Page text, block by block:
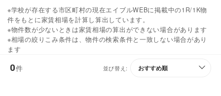
※学校が存在する市区町村の現在エイブルWEBに掲載中の1R/1K物
件をもとに家賃相場を計算し算出しています。
※物件数が少ないときは家賃相場の算出ができない場合があります
※相場の絞りこみ条件は、物件の検索条件と一致しない場合があり
ます
0件 並び替え: